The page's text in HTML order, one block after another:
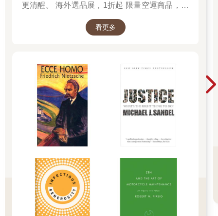
更清醒。 海外選品展，1折起 限量空運商品，先
看更多